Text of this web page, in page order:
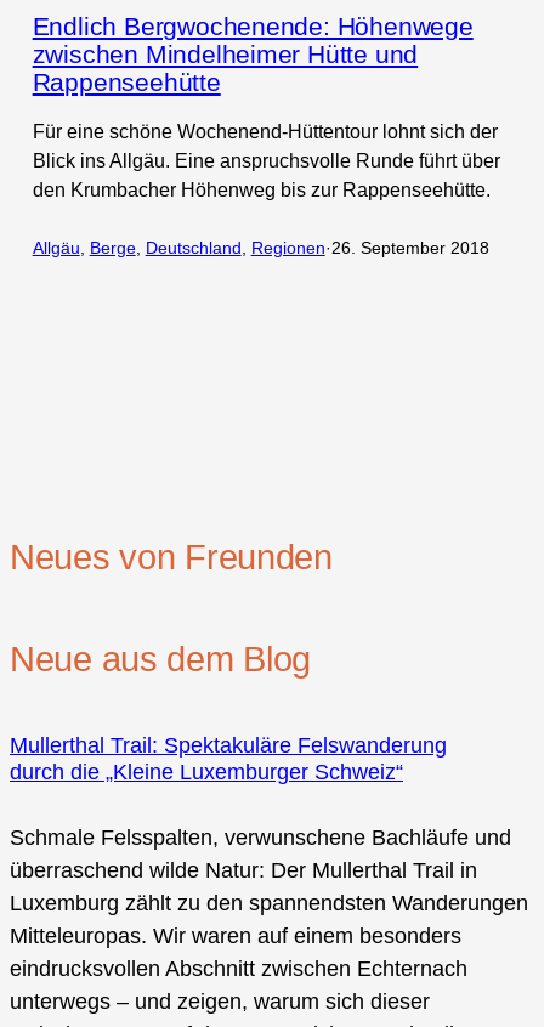
Endlich Bergwochenende: Höhenwege
zwischen Mindelheimer Hütte und
Rappenseehütte
Für eine schöne Wochenend-Hüttentour lohnt sich der
Blick ins Allgäu. Eine anspruchsvolle Runde führt über
den Krumbacher Höhenweg bis zur Rappenseehütte.
Allgäu Berge, Deutschland Regionen·26. September 2018
Neues von Freunden
Neue aus dem Blog
Mullerthal Trail: Spektakuläre Felswanderung
durch die „Kleine Luxemburger Schweiz“
Schmale Felsspalten, verwunschene Bachläufe und
überraschend wilde Natur: Der Mullerthal Trail in
Luxemburg zählt zu den spannendsten Wanderungen
Mitteleuropas. Wir waren auf einem besonders
eindrucksvollen Abschnitt zwischen Echternach
unterwegs – und zeigen, warum sich dieser